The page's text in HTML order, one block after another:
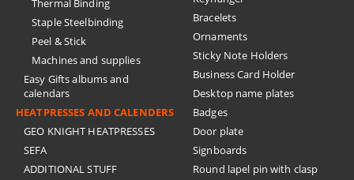
Thermal Binding
Staple Steelbinding
Peel & Stick
Machines and supplies
Easy Gifts albums and
calendars
HEATPRESSES AND CALENDERS
GEO KNIGHT HEATPRESSES
SEFA
ADDITIONAL STUFF
Bracelets
Ornaments
Sticky Note Holders
Business Card Holder
Desktop name plates
Badges
Door plate
Signboards
Round lapel pin with clasp